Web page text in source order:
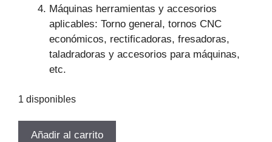
Máquinas herramientas y accesorios
aplicables: Torno general, tornos CNC
económicos, rectificadoras, fresadoras,
taladradoras y accesorios para máquinas,
etc.
1 disponibles
Añadir al carrito